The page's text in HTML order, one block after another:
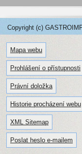
Copyright (c)
Mapa webu
Prohlášení o přístupnosti
Právní doložka
Historie procházení webu
XML Sitemap
Poslat heslo e-mailem